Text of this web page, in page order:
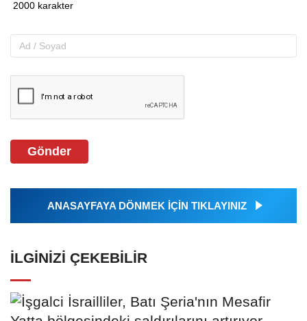
Gönder
ANASAYFAYA DÖNMEK İÇİN TIKLAYINIZ
İLGINIZI ÇEKEBILIR